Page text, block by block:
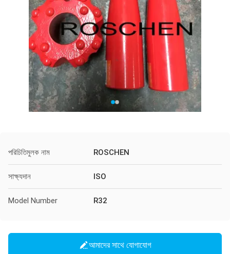
পরিচিতিমুলক নাম ROSCHEN
সাক্ষ্যদান ISO
Model Number R32
আমাদের সাথে যোগাযোগ